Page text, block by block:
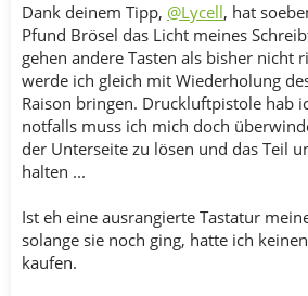
Dank deinem Tipp, @Lycell, hat
Pfund Brösel das Licht meines
gehen andere Tasten als bisher nicht
werde ich gleich mit Wiederholung
Raison bringen. Druckluftpistole hab
notfalls muss ich mich doch
der Unterseite zu lösen und das Teil
halten ...
Ist eh eine ausrangierte Tastatur
solange sie noch ging, hatte ich
kaufen.